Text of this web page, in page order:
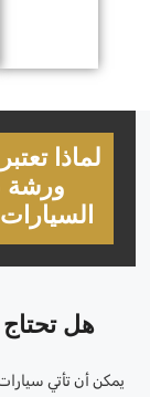
لماذا
ورشة
هل تحتاج
يمكن أن تأتي